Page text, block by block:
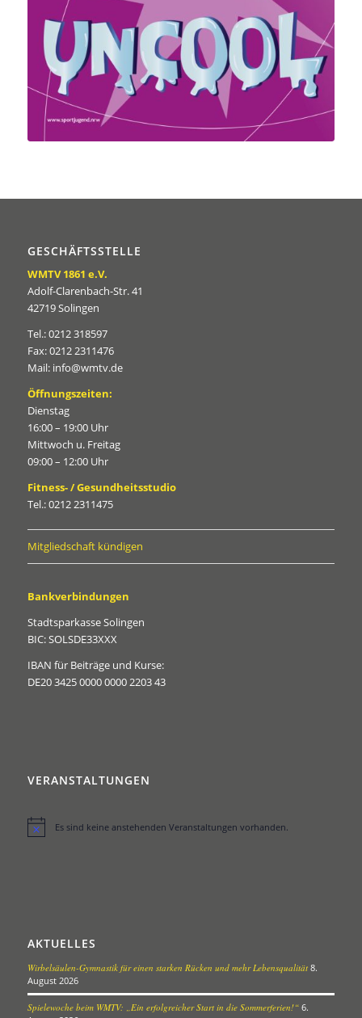
GESCHÄFTSSTELLE
WMTV 1861 e.V.
Adolf-Clarenbach-Str. 41
42719 Solingen
Tel.: 0212 318597
Fax: 0212 2311476
Mail: info@wmtv.de
Öffnungszeiten:
Dienstag
16:00 – 19:00 Uhr
Mittwoch u. Freitag
09:00 – 12:00 Uhr
Fitness- / Gesundheitsstudio
Tel.: 0212 2311475
Mitgliedschaft kündigen
Bankverbindungen
Stadtsparkasse Solingen
BIC: SOLSDE33XXX
IBAN für Beiträge und Kurse:
DE20 3425 0000 0000 2203 43
VERANSTALTUNGEN
HinweisEs sind keine anstehenden Veranstaltungen vorhanden.
AKTUELLES
Wirbelsäulen-Gymnastik für einen starken Rücken und mehr Lebensqualität 8.
August 2026
Spielewoche beim WMTV: „Ein erfolgreicher Start in die Sommerferien!“ 6.